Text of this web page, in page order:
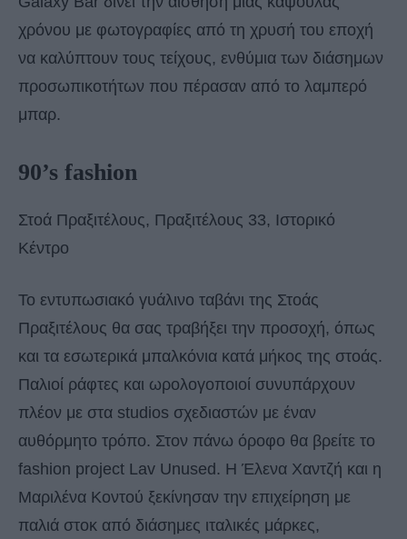
χρόνου με φωτογραφίες από τη χρυσή του εποχή
να καλύπτουν τους τείχους, ενθύμια των διάσημων
προσωπικοτήτων που πέρασαν από το λαμπερό
μπαρ.
90’s fashion
Στοά Πραξιτέλους, Πραξιτέλους 33, Ιστορικό
Κέντρο
Το εντυπωσιακό γυάλινο ταβάνι της Στοάς
Πραξιτέλους θα σας τραβήξει την προσοχή, όπως
και τα εσωτερικά μπαλκόνια κατά μήκος της στοάς.
Παλιοί ράφτες και ωρολογοποιοί συνυπάρχουν
πλέον με στα studios σχεδιαστών με έναν
αυθόρμητο τρόπο. Στον πάνω όροφο θα βρείτε το
fashion project Lav Unused. Η Έλενα Χαντζή και η
Μαριλένα Κοντού ξεκίνησαν την επιχείρηση με
παλιά στοκ από διάσημες ιταλικές μάρκες,